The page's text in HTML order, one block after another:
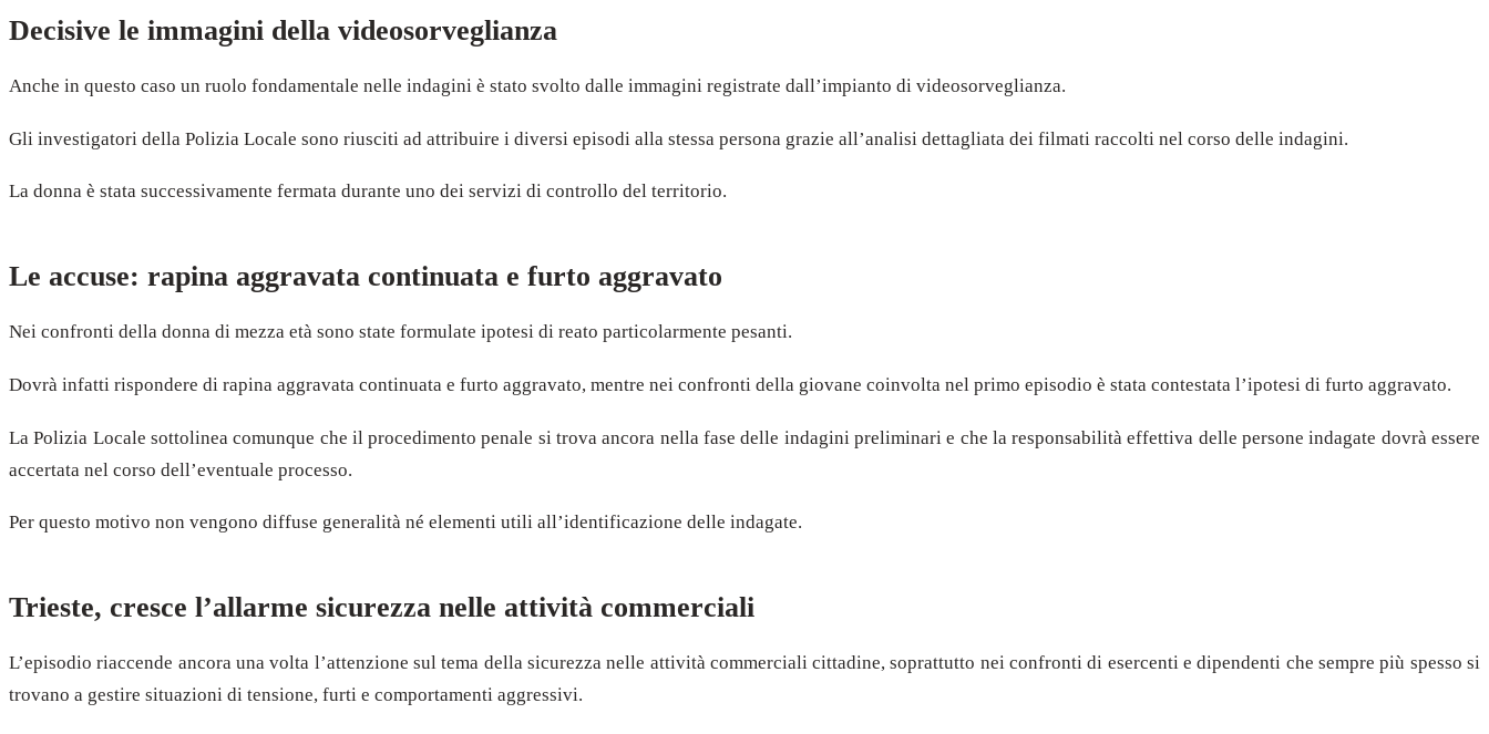
Decisive le immagini della videosorveglianza
Anche in questo caso un ruolo fondamentale nelle indagini è stato svolto dalle immagini registrate dall’impianto di videosorveglianza.
Gli investigatori della Polizia Locale sono riusciti ad attribuire i diversi episodi alla stessa persona grazie all’analisi dettagliata dei filmati raccolti nel corso delle indagini.
La donna è stata successivamente fermata durante uno dei servizi di controllo del territorio.
Le accuse: rapina aggravata continuata e furto aggravato
Nei confronti della donna di mezza età sono state formulate ipotesi di reato particolarmente pesanti.
Dovrà infatti rispondere di rapina aggravata continuata e furto aggravato, mentre nei confronti della giovane coinvolta nel primo episodio è stata contestata l’ipotesi di furto aggravato.
La Polizia Locale sottolinea comunque che il procedimento penale si trova ancora nella fase delle indagini preliminari e che la responsabilità effettiva delle persone indagate dovrà essere
accertata nel corso dell’eventuale processo.
Per questo motivo non vengono diffuse generalità né elementi utili all’identificazione delle indagate.
Trieste, cresce l’allarme sicurezza nelle attività commerciali
L’episodio riaccende ancora una volta l’attenzione sul tema della sicurezza nelle attività commerciali cittadine, soprattutto nei confronti di esercenti e dipendenti che sempre più spesso si
trovano a gestire situazioni di tensione, furti e comportamenti aggressivi.